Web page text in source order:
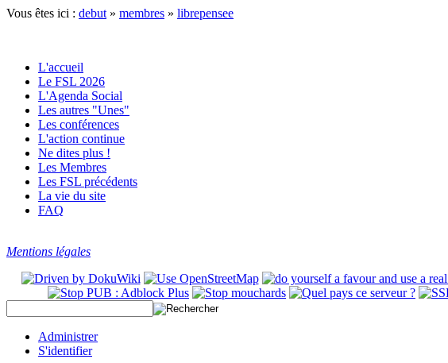
Vous êtes ici : debut » membres » librepensee
L'accueil
Le FSL 2026
L'Agenda Social
Les autres "Unes"
Les conférences
L'action continue
Ne dites plus !
Les Membres
Les FSL précédents
La vie du site
FAQ
Mentions légales
Administrer
S'identifier